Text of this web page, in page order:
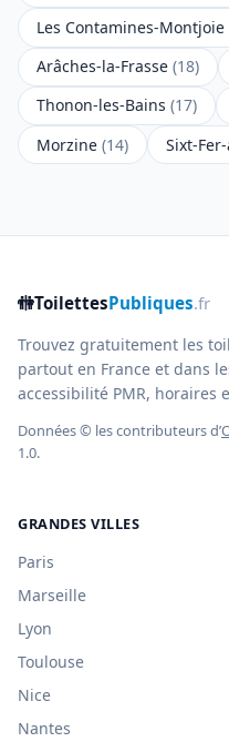
Les Contamines-Montjoie
Arâches-la-Frasse (18)
Thonon-les-Bains (17)
Morzine (14) Sixt-
🚻ToilettesPubliques.fr
Trouvez gratuitement les
partout en France et dans
accessibilité PMR, horaires
Données © les contributeurs d’
1.0.
GRANDES VILLES
Paris
Marseille
Lyon
Toulouse
Nice
Nantes